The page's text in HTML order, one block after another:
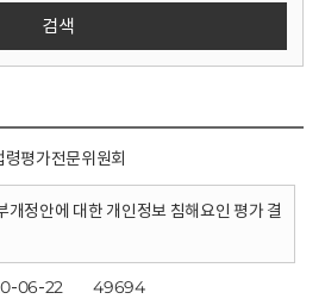
검색
령평가전문위원회
개정안에 대한 개인정보 침해요인 평가 결
06-22 49694